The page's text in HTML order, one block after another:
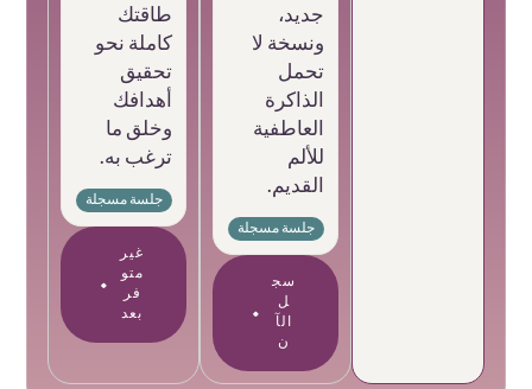
جديد،
ونسخة لا
تحمل
الذاكرة
العاطفية
للألم
القديم.
جلسة مسجلة
سج
ل
الآ
ن
طاقتك
كاملة نحو
تحقيق
أهدافك
وخلق ما
ترغب به.
جلسة مسجلة
غير
متو
فر
بعد